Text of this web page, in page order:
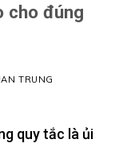
cho đúng
TRUNG
quy tắc là ủi